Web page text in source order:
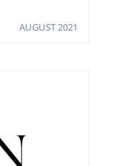
AUGUST 2021